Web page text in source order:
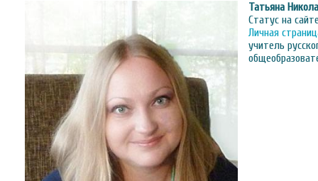
Татьяна
Статус на
Личная
учитель